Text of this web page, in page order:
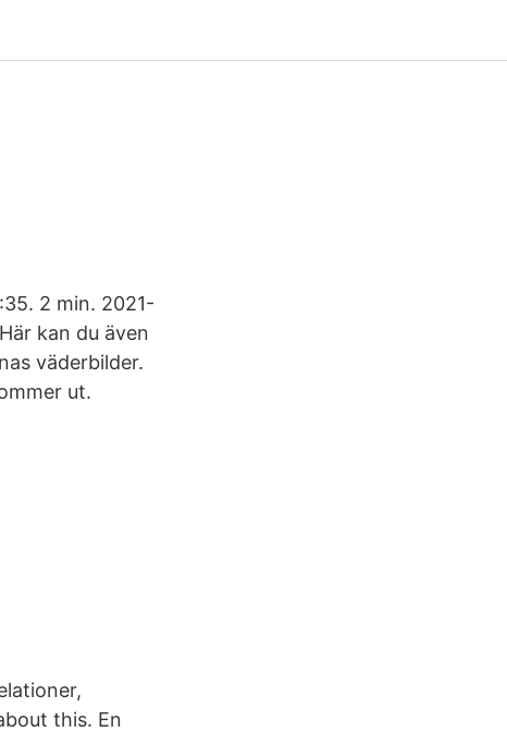
2 min. 2021-
kan du även
väderbilder.
ut.
this. En